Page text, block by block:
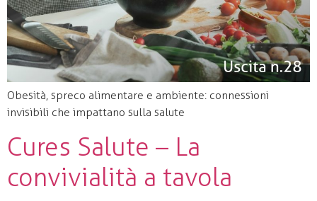
Obesità, spreco alimentare e ambiente: connessioni
invisibili che impattano sulla salute
Cures Salute – La
convivialità a tavola